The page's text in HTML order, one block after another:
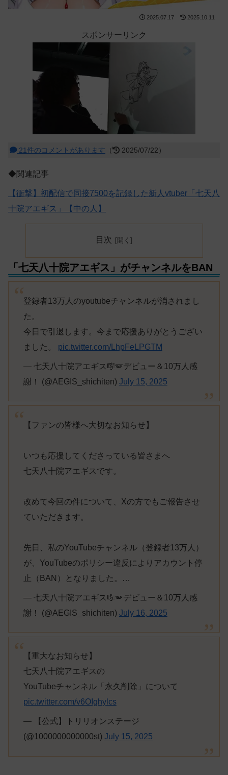
2025.07.17 2025.10.11
スポンサーリンク
21件のコメントがあります （ 2025/07/22）
◆関連記事
【衝撃】初配信で同接7500を記録した新人vtuber「七天八
十院アエギス」【中の人】
目次
「七天八十院アエギス」がチャンネルをBAN
登録者13万人のyoutubeチャンネルが消されまし
た。
今日で引退します。今まで応援ありがとうござい
ました。 pic.twitter.com/LhpFeLPGTM
— 七天八十院アエギス🎼🪽デビュー＆10万人感
謝！ (@AEGIS_shichiten) July 15, 2025
【ファンの皆様へ大切なお知らせ】
いつも応援してくださっている皆さまへ
七天八十院アエギスです。
改めて今回の件について、Xの方でもご報告させ
ていただきます。
先日、私のYouTubeチャンネル（登録者13万人）
が、YouTubeのポリシー違反によりアカウント停
止（BAN）となりました。…
— 七天八十院アエギス🎼🪽デビュー＆10万人感
謝！ (@AEGIS_shichiten) July 16, 2025
【重大なお知らせ】
七天八十院アエギスの
YouTubeチャンネル「永久削除」について
pic.twitter.com/v6OIghylcs
— 【公式】トリリオンステージ
(@1000000000000st) July 15, 2025